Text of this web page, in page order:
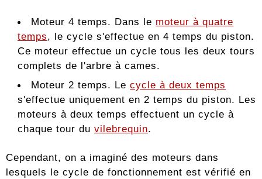
Moteur 4 temps. Dans le moteur à quatre
temps, le cycle s'effectue en 4 temps du piston.
Ce moteur effectue un cycle tous les deux tours
complets de l'arbre à cames.
Moteur 2 temps. Lecycle à deux temps
s'effectue uniquement en 2 temps du piston. Les
moteurs à deux temps effectuent un cycle à
chaque tour du vilebrequin.
Cependant, on a imaginé des moteurs dans
lesquels le cycle de fonctionnement est vérifié en